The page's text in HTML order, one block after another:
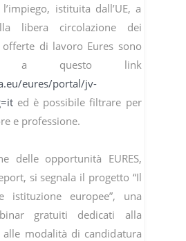
istituita dall’UE, a
libera circolazione dei
di lavoro Eures sono
a questo link
eures/portal/jv-
ed è possibile filtrare per
e professione.
delle opportunità EURES,
si segnala il progetto “Il
istituzione europee”, una
gratuiti dedicati alla
alle modalità di candidatura